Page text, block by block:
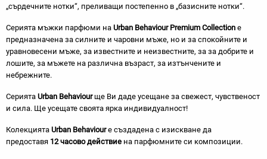
„сърдечните нотки“, преливащи постепенно в „базисните нотки“.
Серията мъжки парфюми на Urban Behaviour Premium Collection е
предназначена за силните и чаровни мъже, но и за спокойните и
уравновесени мъже, за известните и неизвестните, за за добрите и
лошите, за мъжете на различна възраст, за изтънчените и
небрежните.
Серията Urban Behaviourще Ви даде усещане за свежест, чувственост
и сила. Ще усещате своята ярка индивидуалност!
Колекцията Urban Behaviourе създадена с изискване да
предоставя 12 часово действие на парфюмните си композиции.